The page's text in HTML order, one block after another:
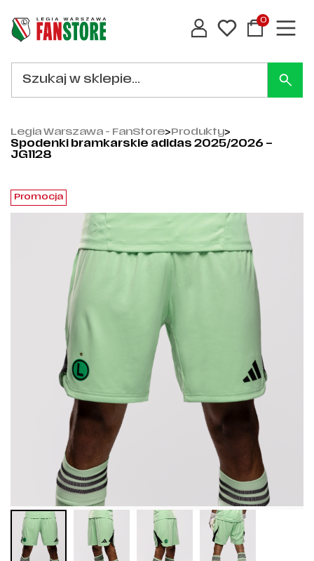
0
Legia Warszawa - FanStore>Produkty>
Spodenki bramkarskie adidas 2025/2026 –
JG1128
Promocja